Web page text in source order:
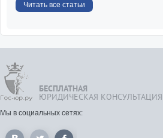
Читать все статьи
БЕСПЛАТНАЯ
ЮРИДИЧЕСКАЯ КОНСУЛЬТАЦИЯ
Мы в социальных сетях: